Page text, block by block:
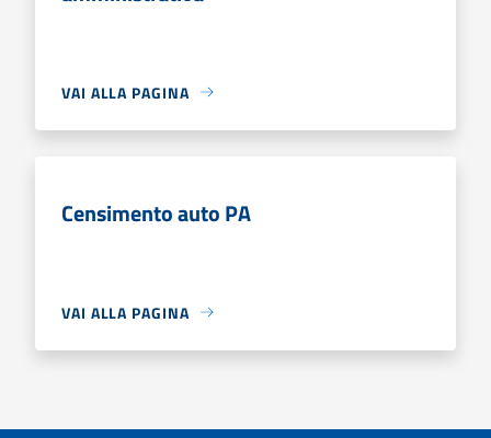
VAI ALLA PAGINA
Censimento auto PA
VAI ALLA PAGINA